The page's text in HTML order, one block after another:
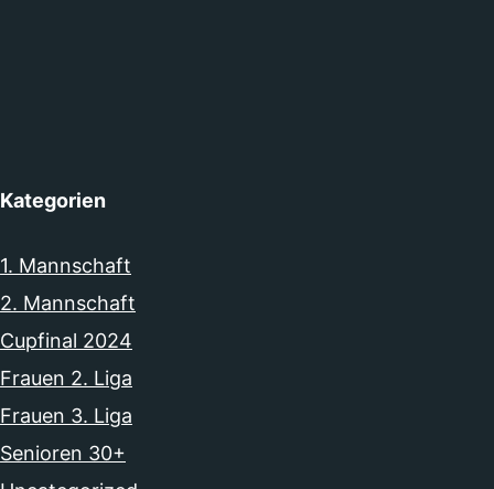
Kategorien
1. Mannschaft
2. Mannschaft
Cupfinal 2024
Frauen 2. Liga
Frauen 3. Liga
Senioren 30+